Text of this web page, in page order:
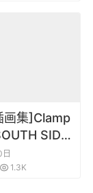
画集]Clamp
SIDE
1.3K